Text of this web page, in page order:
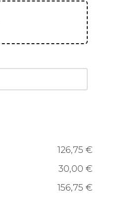
126,75 €
30,00 €
156,75 €